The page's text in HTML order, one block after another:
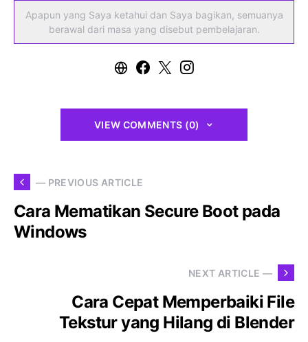
Apapun yang Saya ketahui dan Saya bagikan, semuanya
berawal dari masa yang disebut pembelajaran.
VIEW COMMENTS (0)
— PREVIOUS ARTICLE
Cara Mematikan Secure Boot pada
Windows
NEXT ARTICLE —
Cara Cepat Memperbaiki File
Tekstur yang Hilang di Blender